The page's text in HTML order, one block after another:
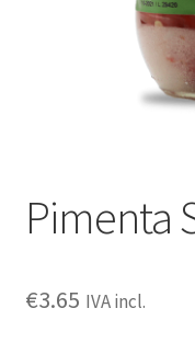
Pimenta
€3.65 IVA incl.